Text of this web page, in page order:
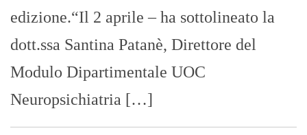
edizione.“Il 2 aprile – ha sottolineato la
dott.ssa Santina Patanè, Direttore del
Modulo Dipartimentale UOC
Neuropsichiatria […]